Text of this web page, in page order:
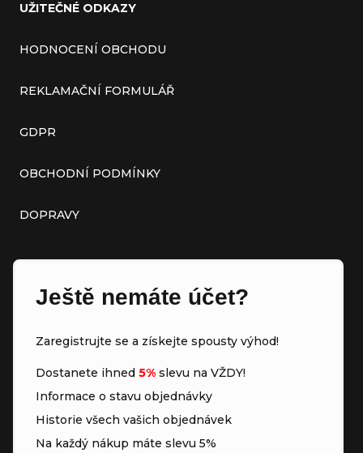
UŽITEČNÉ ODKAZY
HODNOCENÍ OBCHODU
REKLAMAČNÍ FORMULÁŘ
GDPR
OBCHODNÍ PODMÍNKY
DOPRAVY
Ještě nemáte účet?
Zaregistrujte se a získejte spousty výhod!
Dostanete ihned 5% slevu na VŽDY!
Informace o stavu objednávky
Historie všech vašich objednávek
Na každý nákup máte slevu 5%